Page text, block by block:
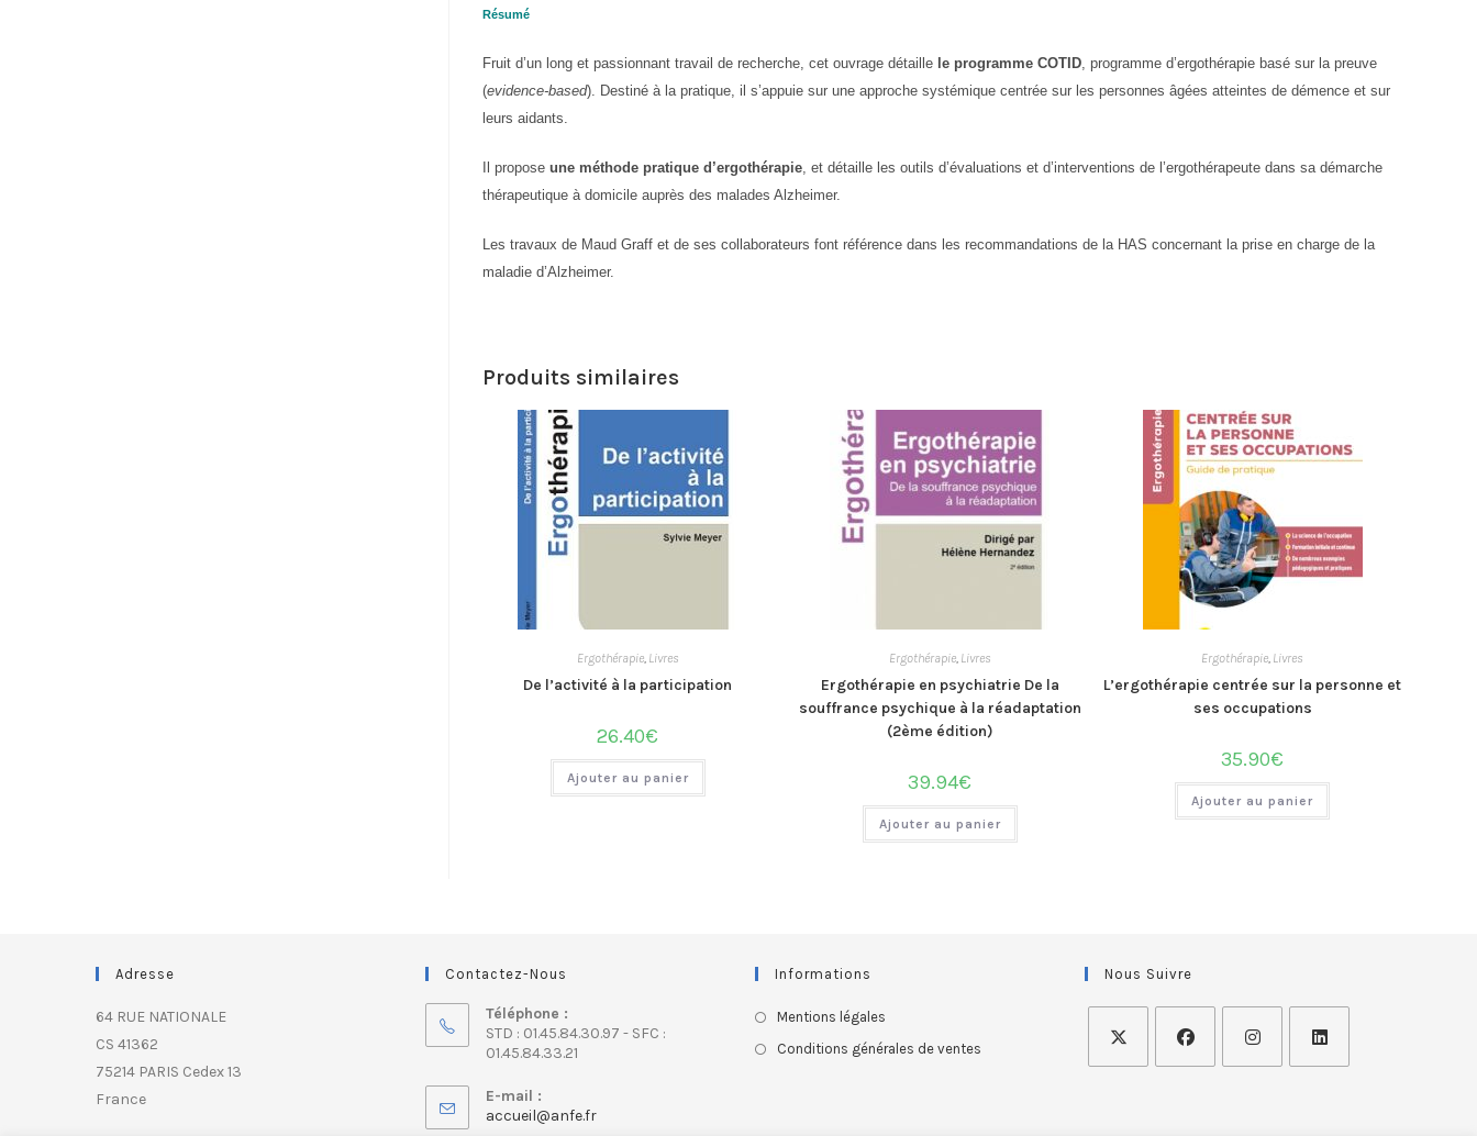
Résumé
Fruit d’un long et passionnant travail de recherche, cet ouvrage détaille le programme COTID, programme d’ergothérapie basé sur la preuve
(evidence-based). Destiné à la pratique, il s’appuie sur une approche systémique centrée sur les personnes âgées atteintes de démence et sur
leurs aidants.
Il propose une méthode pratique d’ergothérapie, et détaille les outils d’évaluations et d’interventions de l’ergothérapeute dans sa démarche
thérapeutique à domicile auprès des malades Alzheimer.
Les travaux de Maud Graff et de ses collaborateurs font référence dans les recommandations de la HAS concernant la prise en charge de la
maladie d’Alzheimer.
Produits similaires
Ergothérapie, Livres
De l’activité à la participation
26.40€
Ajouter au panier
Ergothérapie, Livres
Ergothérapie en psychiatrie De la
souffrance psychique à la réadaptation
(2ème édition)
39.94€
Ajouter au panier
Ergothérapie, Livres
L’ergothérapie centrée sur la personne et
ses occupations
35.90€
Ajouter au panier
Adresse
64 RUE NATIONALE
CS 41362
75214 PARIS Cedex 13
France
Contactez-Nous
Téléphone :
STD : 01.45.84.30.97 - SFC :
01.45.84.33.21
E-mail :
accueil@anfe.fr
Informations
Mentions légales
Conditions générales de ventes
Nous Suivre